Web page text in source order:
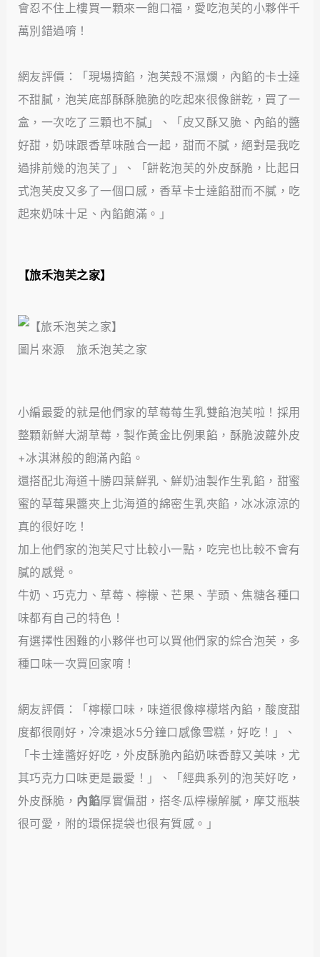
會忍不住上樓買一顆來一飽口福，愛吃泡芙的小夥伴千
萬別錯過唷！
網友評價：「現場擠餡，泡芙殼不濕爛，內餡的卡士達
不甜膩，泡芙底部酥酥脆脆的吃起來很像餅乾，買了一
盒，一次吃了三顆也不膩」、「皮又酥又脆、內餡的醬
好甜，奶味跟香草味融合一起，甜而不膩，絕對是我吃
過排前幾的泡芙了」、「餅乾泡芙的外皮酥脆，比起日
式泡芙皮又多了一個口感，香草卡士達餡甜而不膩，吃
起來奶味十足、內餡飽滿。」
【旅禾泡芙之家】
圖片來源 旅禾泡芙之家
小編最愛的就是他們家的草莓莓生乳雙餡泡芙啦！採用
整顆新鮮大湖草莓，製作黃金比例果餡，酥脆波蘿外皮
+冰淇淋般的飽滿內餡。
還搭配北海道十勝四葉鮮乳、鮮奶油製作生乳餡，甜蜜
蜜的草莓果醬夾上北海道的綿密生乳夾餡，冰冰涼涼的
真的很好吃！
加上他們家的泡芙尺寸比較小一點，吃完也比較不會有
膩的感覺。
牛奶、巧克力、草莓、檸檬、芒果、芋頭、焦糖各種口
味都有自己的特色！
有選擇性困難的小夥伴也可以買他們家的綜合泡芙，多
種口味一次買回家唷！
網友評價：「檸檬口味，味道很像檸檬塔內餡，酸度甜
度都很剛好，冷凍退冰5分鐘口感像雪糕，好吃！」、
「卡士達醬好好吃，外皮酥脆內餡奶味香醇又美味，尤
其巧克力口味更是最愛！」、「經典系列的泡芙好吃，
外皮酥脆， 內餡厚實偏甜，搭冬瓜檸檬解膩，摩艾瓶裝
很可愛，附的環保提袋也很有質感。」